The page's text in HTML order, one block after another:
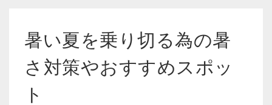
暑い夏を乗り切る為の暑
さ対策やおすすめスポッ
ト